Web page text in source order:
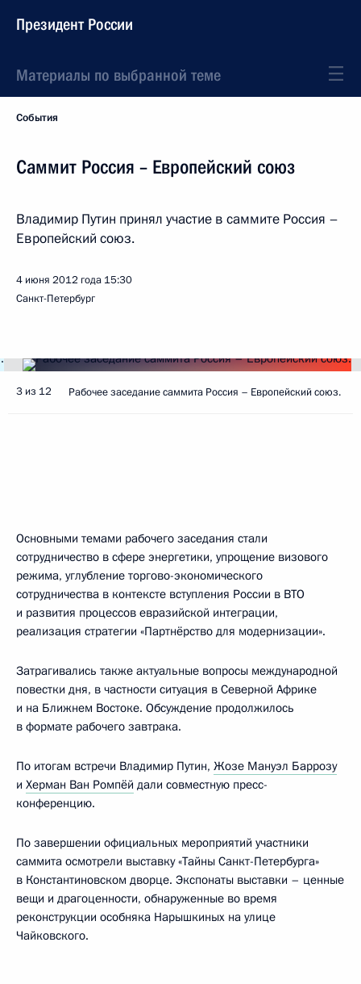
Президент России
Материалы по выбранной теме
События
Саммит Россия – Европейский союз
Владимир Путин принял участие в саммите Россия –
Европейский союз.
4 июня 2012 года 15:30
Санкт-Петербург
3 из 12 Рабочее заседание саммита Россия – Европейский союз.
Основными темами рабочего заседания стали
сотрудничество в сфере энергетики, упрощение визового
режима, углубление торгово-экономического
сотрудничества в контексте вступления России в ВТО
и развития процессов евразийской интеграции,
реализация стратегии «Партнёрство для модернизации».
Затрагивались также актуальные вопросы международной
повестки дня, в частности ситуация в Северной Африке
и на Ближнем Востоке. Обсуждение продолжилось
в формате рабочего завтрака.
По итогам встречи Владимир Путин, Жозе Мануэл Баррозу
и Херман Ван Ромпёй дали совместную пресс-
конференцию.
По завершении официальных мероприятий участники
саммита осмотрели выставку «Тайны Санкт-Петербурга»
в Константиновском дворце. Экспонаты выставки – ценные
вещи и драгоценности, обнаруженные во время
реконструкции особняка Нарышкиных на улице
Чайковского.